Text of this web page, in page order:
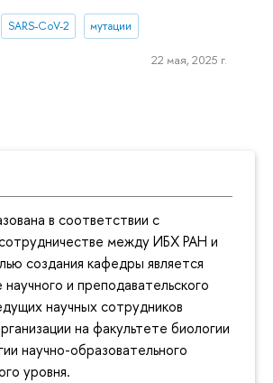
в соответствии с
между ИБХ РАН и
создания кафедры является
научного и преподавательского
научных сотрудников
на факультете биологии
научно-образовательного
уровня.
SARS-CoV-2 мутации
22 мая, 2025 г.